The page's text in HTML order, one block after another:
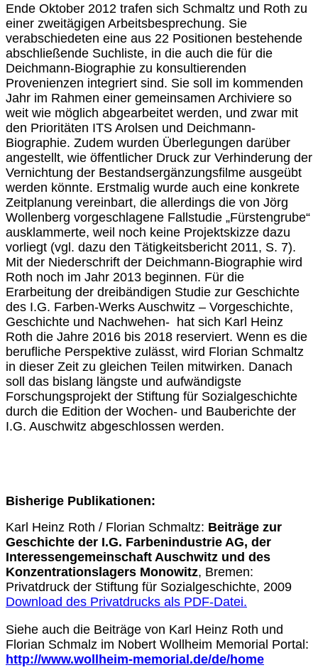
Ende Oktober 2012 trafen sich Schmaltz und Roth zu
einer zweitägigen Arbeitsbesprechung. Sie
verabschiedeten eine aus 22 Positionen bestehende
abschließende Suchliste, in die auch die für die
Deichmann-Biographie zu konsultierenden
Provenienzen integriert sind. Sie soll im kommenden
Jahr im Rahmen einer gemeinsamen Archiviere so
weit wie möglich abgearbeitet werden, und zwar mit
den Prioritäten ITS Arolsen und Deichmann-
Biographie. Zudem wurden Überlegungen darüber
angestellt, wie öffentlicher Druck zur Verhinderung der
Vernichtung der Bestandsergänzungsfilme ausgeübt
werden könnte. Erstmalig wurde auch eine konkrete
Zeitplanung vereinbart, die allerdings die von Jörg
Wollenberg vorgeschlagene Fallstudie „Fürstengrube“
ausklammerte, weil noch keine Projektskizze dazu
vorliegt (vgl. dazu den Tätigkeitsbericht 2011, S. 7).
Mit der Niederschrift der Deichmann-Biographie wird
Roth noch im Jahr 2013 beginnen. Für die
Erarbeitung der dreibändigen Studie zur Geschichte
des I.G. Farben-Werks Auschwitz – Vorgeschichte,
Geschichte und Nachwehen- hat sich Karl Heinz
Roth die Jahre 2016 bis 2018 reserviert. Wenn es die
berufliche Perspektive zulässt, wird Florian Schmaltz
in dieser Zeit zu gleichen Teilen mitwirken. Danach
soll das bislang längste und aufwändigste
Forschungsprojekt der Stiftung für Sozialgeschichte
durch die Edition der Wochen- und Bauberichte der
I.G. Auschwitz abgeschlossen werden.
Bisherige Publikationen:
Karl Heinz Roth / Florian Schmaltz: Beiträge zur
Geschichte der I.G. Farbenindustrie AG, der
Interessengemeinschaft Auschwitz und des
Konzentrationslagers Monowitz, Bremen:
Privatdruck der Stiftung für Sozialgeschichte, 2009
Download des Privatdrucks als PDF-Datei.
Siehe auch die Beiträge von Karl Heinz Roth und
Florian Schmalz im Nobert Wollheim Memorial Portal:
http://www.wollheim-memorial.de/de/home